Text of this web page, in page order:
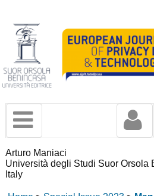
Arturo Maniaci
Università degli Studi Suor Orsola
Italy